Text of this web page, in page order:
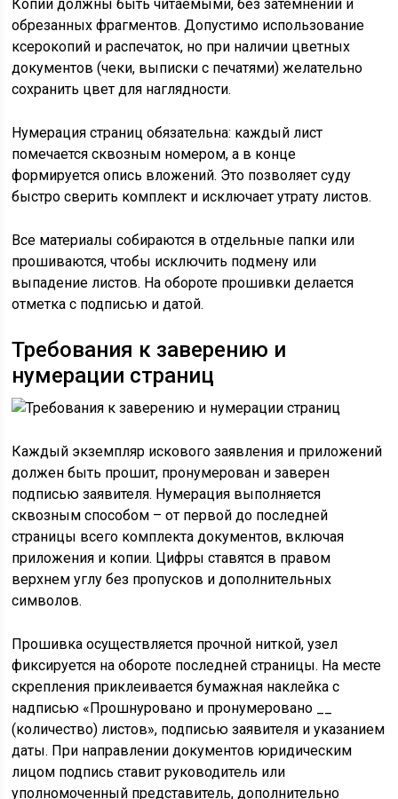
Копии должны быть читаемыми, без затемнений и
обрезанных фрагментов. Допустимо использование
ксерокопий и распечаток, но при наличии цветных
документов (чеки, выписки с печатями) желательно
сохранить цвет для наглядности.
Нумерация страниц обязательна: каждый лист
помечается сквозным номером, а в конце
формируется опись вложений. Это позволяет суду
быстро сверить комплект и исключает утрату листов.
Все материалы собираются в отдельные папки или
прошиваются, чтобы исключить подмену или
выпадение листов. На обороте прошивки делается
отметка с подписью и датой.
Требования к заверению и
нумерации страниц
Каждый экземпляр искового заявления и приложений
должен быть прошит, пронумерован и заверен
подписью заявителя. Нумерация выполняется
сквозным способом – от первой до последней
страницы всего комплекта документов, включая
приложения и копии. Цифры ставятся в правом
верхнем углу без пропусков и дополнительных
символов.
Прошивка осуществляется прочной ниткой, узел
фиксируется на обороте последней страницы. На месте
скрепления приклеивается бумажная наклейка с
надписью «Прошнуровано и пронумеровано __
(количество) листов», подписью заявителя и указанием
даты. При направлении документов юридическим
лицом подпись ставит руководитель или
уполномоченный представитель, дополнительно